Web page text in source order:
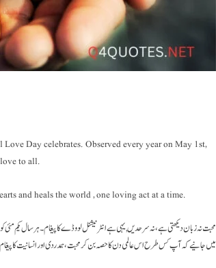
Day celebrates. Observed every year on May 1st,
to all.
and heals the world , one loving act at a time.
محبت نہ زبان دیکھتی ہے، نہ سرحدیں , یہی ہے انٹرنیشنل لوو ڈے کا پیغام۔ ہر سال یکم
میں جانیے کہ آپ کس طرح اس عالمی دن کا حصہ بن کر محبت، ہمدردی اور انسانیت کا پیغام